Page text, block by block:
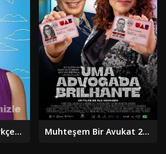
Zoom 2015 Filmi Türkçe Dublaj Altyazılı Full izle Muhteşem Bir Avukat 2024 izle